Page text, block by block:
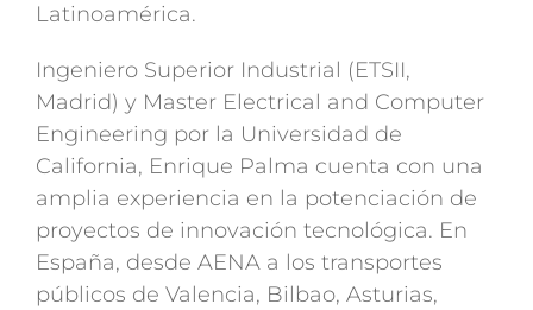
Latinoamérica.
Ingeniero Superior Industrial (ETSII,
Madrid) y Master Electrical and Computer
Engineering por la Universidad de
California, Enrique Palma cuenta con una
amplia experiencia en la potenciación de
proyectos de innovación tecnológica. En
España, desde AENA a los transportes
públicos de Valencia, Bilbao, Asturias,